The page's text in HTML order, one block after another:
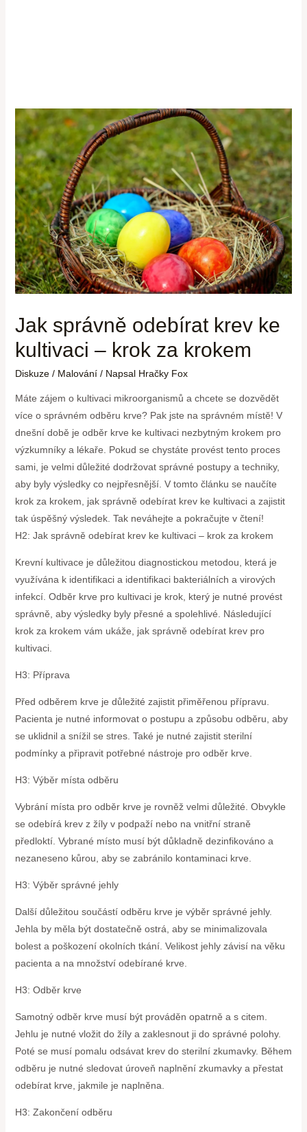
Jak správně odebírat krev ke
kultivaci – krok za krokem
Diskuze / Malování/ Napsal Hračky Fox
Máte zájem o kultivaci mikroorganismů a chcete se dozvědět
více o správném odběru krve? Pak jste na správném místě! V
dnešní době je odběr krve ke kultivaci nezbytným krokem pro
výzkumníky a lékaře. Pokud se chystáte provést tento proces
sami, je velmi důležité dodržovat správné postupy a techniky,
aby byly výsledky co nejpřesnější. V tomto článku se naučíte
krok za krokem, jak správně odebírat krev ke kultivaci a zajistit
tak úspěšný výsledek. Tak neváhejte a pokračujte v čtení!
H2: Jak správně odebírat krev ke kultivaci – krok za krokem
Krevní kultivace je důležitou diagnostickou metodou, která je
využívána k identifikaci a identifikaci bakteriálních a virových
infekcí. Odběr krve pro kultivaci je krok, který je nutné provést
správně, aby výsledky byly přesné a spolehlivé. Následující
krok za krokem vám ukáže, jak správně odebírat krev pro
kultivaci.
H3: Příprava
Před odběrem krve je důležité zajistit přiměřenou přípravu.
Pacienta je nutné informovat o postupu a způsobu odběru, aby
se uklidnil a snížil se stres. Také je nutné zajistit sterilní
podmínky a připravit potřebné nástroje pro odběr krve.
H3: Výběr místa odběru
Vybrání místa pro odběr krve je rovněž velmi důležité. Obvykle
se odebírá krev z žíly v podpaží nebo na vnitřní straně
předloktí. Vybrané místo musí být důkladně dezinfikováno a
nezaneseno kůrou, aby se zabránilo kontaminaci krve.
H3: Výběr správné jehly
Další důležitou součástí odběru krve je výběr správné jehly.
Jehla by měla být dostatečně ostrá, aby se minimalizovala
bolest a poškození okolních tkání. Velikost jehly závisí na věku
pacienta a na množství odebírané krve.
H3: Odběr krve
Samotný odběr krve musí být prováděn opatrně a s citem.
Jehlu je nutné vložit do žíly a zaklesnout ji do správné polohy.
Poté se musí pomalu odsávat krev do sterilní zkumavky. Během
odběru je nutné sledovat úroveň naplnění zkumavky a přestat
odebírat krve, jakmile je naplněna.
H3: Zakončení odběru